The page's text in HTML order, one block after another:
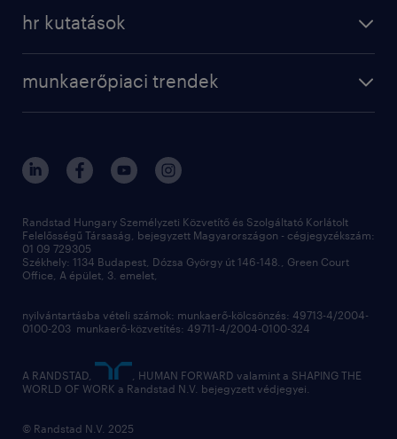
hr kutatások
munkaerőpiaci trendek
Randstad Hungary Személyzeti Közvetítő és Szolgáltató Korlátolt
Felelősségű Társaság, bejegyzett Magyarországon - cégjegyzékszám:
01 09 729305
Székhely: 1134 Budapest, Dózsa György út 146-148., Green Court
Office, A épület, 3. emelet,
nyilvántartásba vételi számok: munkaerő-kölcsönzés: 49713-4/2004-
0100-203 munkaerő-közvetítés: 49711-4/2004-0100-324
A RANDSTAD,
, HUMAN FORWARD valamint a SHAPING THE
WORLD OF WORK a Randstad N.V. bejegyzett védjegyei.
© Randstad N.V. 2025